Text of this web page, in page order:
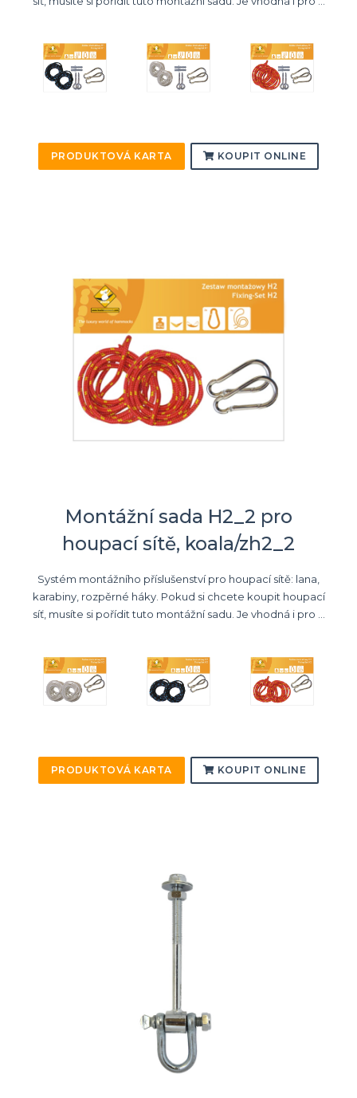
PRODUKTOVÁ KARTA KOUPIT ONLINE
Montážní sada H2_2 pro
houpací sítě, koala/zh2_2
Systém montážního příslušenství pro houpací sítě: lana,
karabiny, rozpěrné háky. Pokud si chcete koupit houpací
síť, musíte si pořídit tuto montážní sadu. Je vhodná i pro ...
PRODUKTOVÁ KARTA KOUPIT ONLINE